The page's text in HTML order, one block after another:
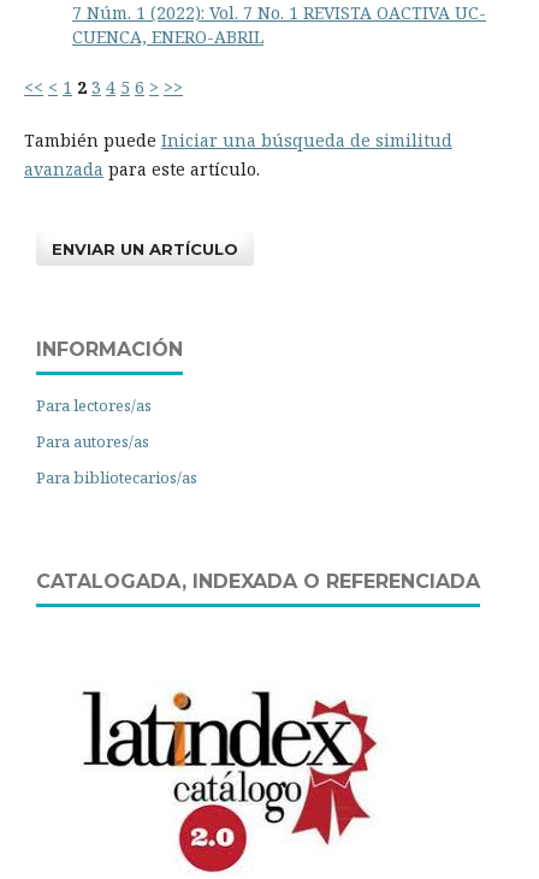
7 Núm. 1 (2022): Vol. 7 No. 1 REVISTA OACTIVA UC-
CUENCA, ENERO-ABRIL
<< < 1 2 3 4 5 6 > >>
También puede Iniciar una búsqueda de similitud
avanzada para este artículo.
ENVIAR UN ARTÍCULO
INFORMACIÓN
Para lectores/as
Para autores/as
Para bibliotecarios/as
CATALOGADA, INDEXADA O REFERENCIADA